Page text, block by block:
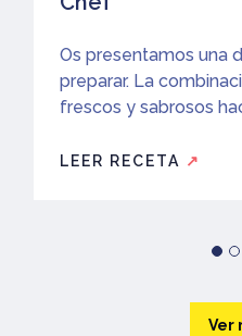
Os presentamos una
preparar. La
frescos y sabrosos
o un almuerzo ligero.
LEER RECETA ↗
Ver